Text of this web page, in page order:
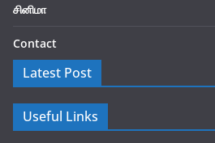
சினிமா
Contact
Latest Post
Useful Links